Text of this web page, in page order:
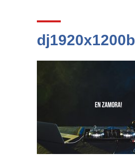
dj1920x1200b